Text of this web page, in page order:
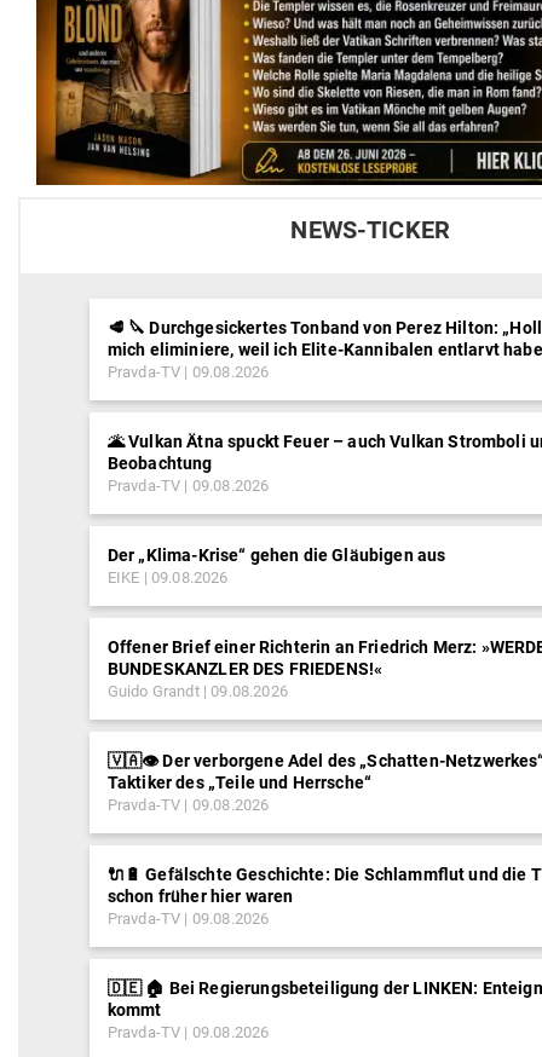
NEWS-TICKER
🥩 🔪 Durchgesickertes Tonband von Perez Hilton:
mich eliminiere, weil ich Elite-Kannibalen entlarvt
Pravda-TV 09.08.2026
🌋 Vulkan Ätna spuckt Feuer – auch Vulkan Stromboli
Beobachtung
Pravda-TV 09.08.2026
Der „Klima-Krise“ gehen die Gläubigen aus
EIKE 09.08.2026
Offener Brief einer Richterin an Friedrich Merz:
BUNDESKANZLER DES FRIEDENS!«
Guido Grandt 09.08.2026
🇻🇦👁️ Der verborgene Adel des „Schatten-
Taktiker des „Teile und Herrsche“
Pravda-TV 09.08.2026
🔌🔋 Gefälschte Geschichte: Die Schlammflut und die
schon früher hier waren
Pravda-TV 09.08.2026
🇩🇪 🏠 Bei Regierungsbeteiligung der LINKEN:
kommt
Pravda-TV 09.08.2026